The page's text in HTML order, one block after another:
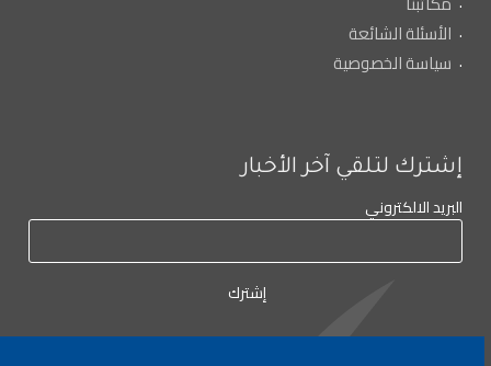
الأسئلة الشائعة
سياسة الخصوصية
إشترك لتلقي آخر الأخبار
البريد الالكتروني